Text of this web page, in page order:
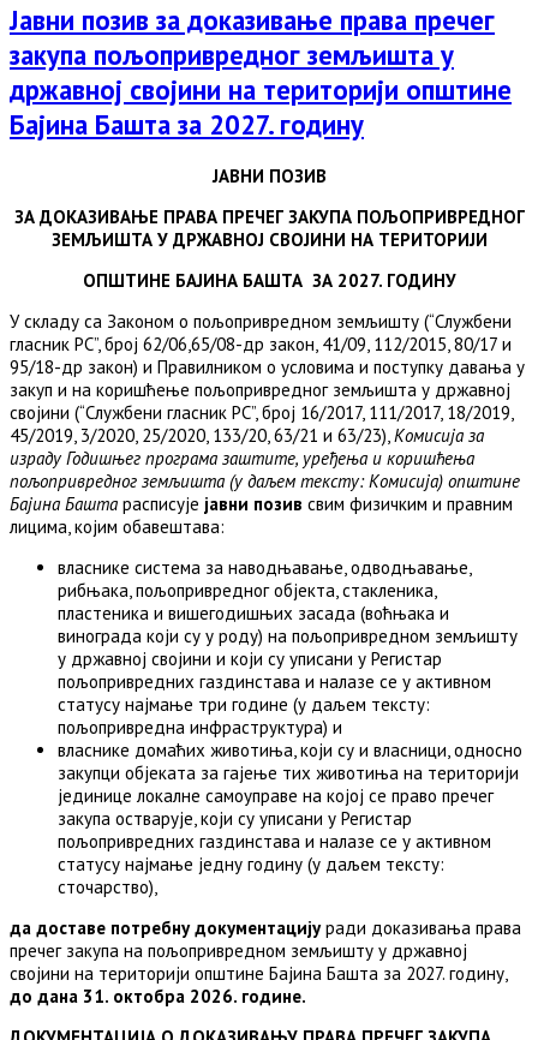
Јавни позив за доказивање права пречег
закупа пољопривредног земљишта у
државној својини на територији општине
Бајина Башта за 2027. годину
ЈАВНИ ПОЗИВ
ЗА ДОКАЗИВАЊЕ ПРАВА ПРЕЧЕГ ЗАКУПА ПОЉОПРИВРЕДНОГ
ЗЕМЉИШТА У ДРЖАВНОЈ СВОЈИНИ НА ТЕРИТОРИЈИ
ОПШТИНЕ БАЈИНА БАШТА ЗА 2027. ГОДИНУ
У складу са Законом о пољопривредном земљишту (“Службени
гласник РС”, број 62/06,65/08-др закон, 41/09, 112/2015, 80/17 и
95/18-др закон) и Правилником о условима и поступку давања у
закуп и на коришћење пољопривредног земљишта у државној
својини (“Службени гласник РС”, број 16/2017, 111/2017, 18/2019,
45/2019, 3/2020, 25/2020, 133/20, 63/21 и 63/23), Комисија за
израду Годишњег програма заштите, уређења и коришћења
пољопривредног земљишта (у даљем тексту: Комисија) општине
Бајина Башта расписује јавни позив свим физичким и правним
лицима, којим обавештава:
власнике система за наводњавање, одводњавање,
рибњака, пољопривредног објекта, стакленика,
пластеника и вишегодишњих засада (воћњака и
винограда који су у роду) на пољопривредном земљишту
у државној својини и који су уписани у Регистар
пољопривредних газдинстава и налазе се у активном
статусу најмање три године (у даљем тексту:
пољопривредна инфраструктура) и
власнике домаћих животиња, који су и власници, односно
закупци објеката за гајење тих животиња на територији
јединице локалне самоуправе на којој се право пречег
закупа остварује, који су уписани у Регистар
пољопривредних газдинстава и налазе се у активном
статусу најмање једну годину (у даљем тексту:
сточарство),
да доставе потребну документацијуради доказивања права
пречег закупа на пољопривредном земљишту у државној
својини на територији општине Бајина Башта за 2027. годину,
до дана 31. октобра 2026. године.